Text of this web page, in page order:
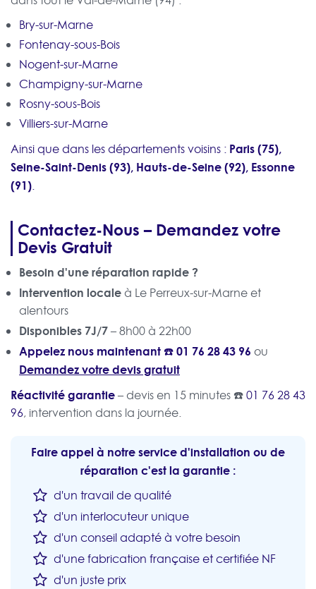
Bry-sur-Marne
Fontenay-sous-Bois
Nogent-sur-Marne
Champigny-sur-Marne
Rosny-sous-Bois
Villiers-sur-Marne
Ainsi que dans les départements voisins : Paris (75),
Seine-Saint-Denis (93), Hauts-de-Seine (92), Essonne
(91).
Contactez-Nous – Demandez votre
Devis Gratuit
Besoin d'une réparation rapide ?
Intervention localeà Le Perreux-sur-Marne et
alentours
Disponibles 7J/7– 8h00 à 22h00
Appelez nous maintenant ☎️01 76 28 43 96 ou
Demandez votre devis gratuit
Réactivité garantie– devis en 15 minutes ☎️01 76 28 43
96, intervention dans la journée.
Faire appel à notre service d'installation ou de
réparation c'est la garantie :
d'un travail de qualité
d'un interlocuteur unique
d'un conseil adapté à votre besoin
d'une fabrication française et certifiée NF
d'un juste prix